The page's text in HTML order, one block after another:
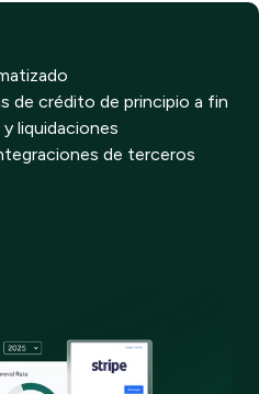
de crédito de principio a fin
liquidaciones
de terceros
evolucionar a medida que
para todos los tipos de